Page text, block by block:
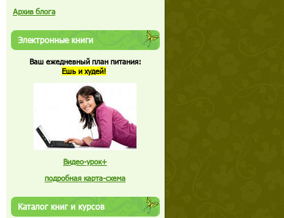
Архив блога
Электронные книги
Ваш ежедневный план питания:
Ешь и худей!
Видео-урок+
подробная карта-схема
Каталог книг и курсов